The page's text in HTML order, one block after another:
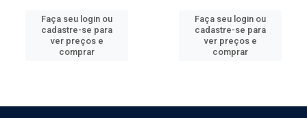
Faça seu login ou
cadastre-se para
ver preços e
comprar
Faça seu login ou
cadastre-se para
ver preços e
comprar